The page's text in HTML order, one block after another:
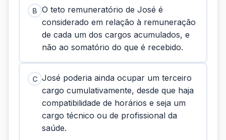
B O teto remuneratório de José é
considerado em relação à remuneração
de cada um dos cargos acumulados, e
não ao somatório do que é recebido.
C José poderia ainda ocupar um terceiro
cargo cumulativamente, desde que haja
compatibilidade de horários e seja um
cargo técnico ou de profissional da
saúde.